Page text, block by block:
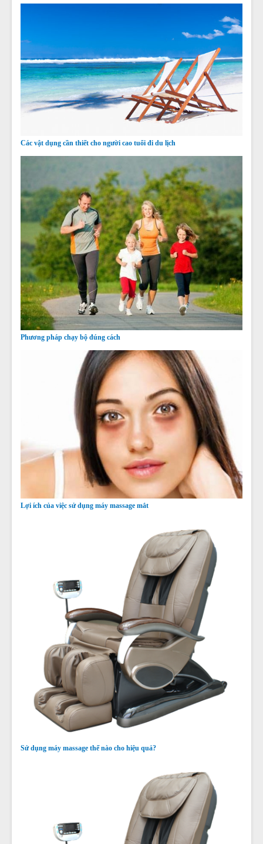
Các vật dụng cần thiết cho người cao tuổi đi du lịch
Phương pháp chạy bộ đúng cách
Lợi ích của việc sử dụng máy massage mắt
Sử dụng máy massage thế nào cho hiệu quả?